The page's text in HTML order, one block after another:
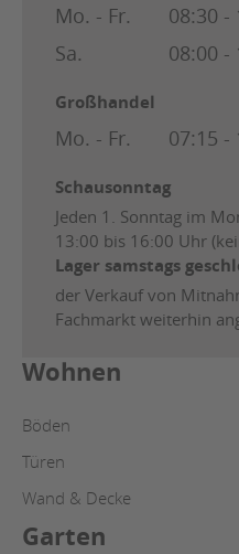
Mo. - Fr.
08:30 -
Sa.
08:00 -
Großhandel
Mo. - Fr. 07:15 -
Schausonntag
Jeden 1. Sonntag im
13:00 bis 16:00 Uhr
Lager samstags
der Verkauf von
Fachmarkt weiterhin
Wohnen
Böden
Türen
Wand & Decke
Garten